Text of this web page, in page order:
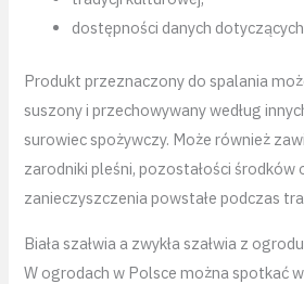
dostępności danych
Produkt przeznaczony do spalania
suszony i przechowywany według
surowiec spożywczy. Może również
zarodniki pleśni, pozostałości środków
zanieczyszczenia powstałe podczas
Biała szałwia a zwykła szałwia z ogrodu
W ogrodach w Polsce można spotkać